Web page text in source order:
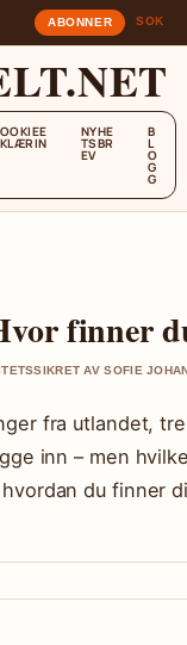
ABONNER SOK
NYHE
TSBR
EV
B
L
O
G
G
finner
AV SOFIE
fra utlandet,
inn – men
du finner